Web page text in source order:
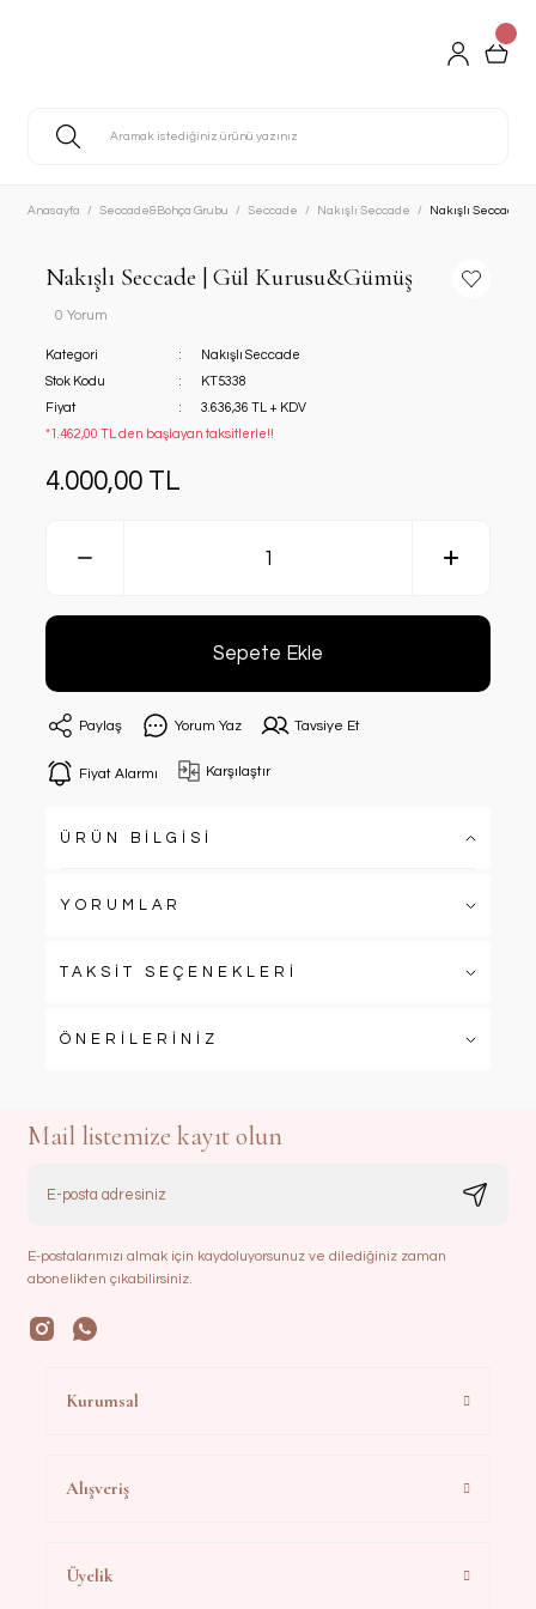
Anasayfa Seccade&Bohça Grubu Seccade Nakışlı Seccade Nakışlı Seccade |
Nakışlı Seccade | Gül Kurusu&Gümüş
0 Yorum
Kategori
Nakışlı Seccade
Stok Kodu
KT5338
Fiyat
3.636,36 TL + KDV
*1.462,00 TL den başlayan taksitlerle!!
4.000,00 TL
Sepete Ekle
Paylaş Yorum Yaz Tavsiye Et
Fiyat Alarmı Karşılaştır
ÜRÜN BİLGİSİ
YORUMLAR
TAKSİT SEÇENEKLERİ
ÖNERİLERİNİZ
Mail listemize kayıt olun
E-postalarımızı almak için kaydoluyorsunuz ve dilediğiniz zaman
abonelikten çıkabilirsiniz.
Kurumsal
Alışveriş
Üyelik